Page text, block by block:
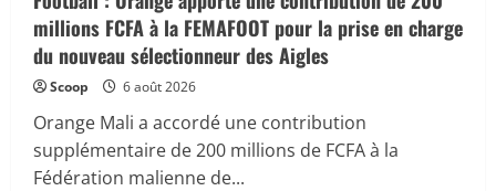
une
voix
majeure
du
enseignant
s’éteint
millions FCFA à la FEMAFOOT pour la prise en charge
du nouveau sélectionneur des Aigles
Scoop 6 août 2026
Orange Mali a accordé une contribution
supplémentaire de 200 millions de FCFA à la
Fédération malienne de...